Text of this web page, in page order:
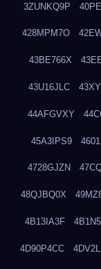
3ZUNKQ9P
428MPM7O
43BE766X
43U16JLC
44AFGVXY
45A3IPS9
4728GJZN
48QJBQ0X
4B13IA3F
4D90P4CC